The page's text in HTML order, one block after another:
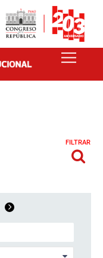
FILTRAR